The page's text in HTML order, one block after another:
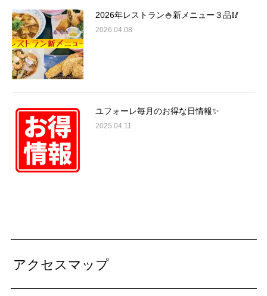
2026年レストラン🍚新メニュー３品🥢
2026.04.08
ユフォーレ毎月のお得な日情報✨
2025.04.11
アクセスマップ